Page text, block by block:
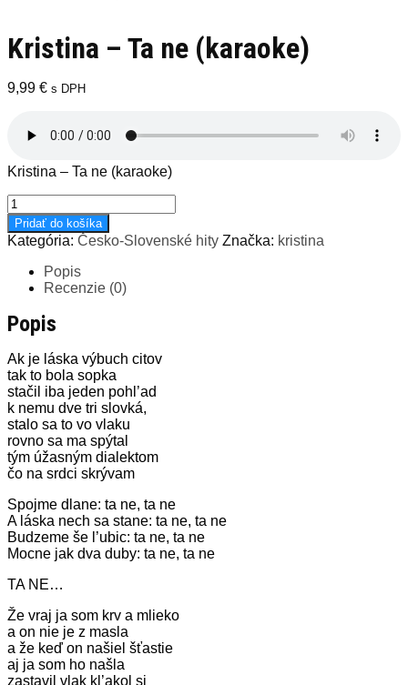
Kristina – Ta ne (karaoke)
9,99 € s DPH
Kristina – Ta ne (karaoke)
množstvo
Kristina
-
Ta
(karaoke)
Pridať do košíka
Kategória: Česko-Slovenské hity Značka: kristina
Popis
Recenzie (0)
Popis
Ak je láska výbuch citov
tak to bola sopka
stačil iba jeden pohl’ad
k nemu dve tri slovká,
stalo sa to vo vlaku
rovno sa ma spýtal
tým úžasným dialektom
čo na srdci skrývam
Spojme dlane: ta ne, ta ne
A láska nech sa stane: ta ne, ta ne
Budzeme še l’ubic: ta ne, ta ne
Mocne jak dva duby: ta ne, ta ne
TA NE…
Že vraj ja som krv a mlieko
a on nie je z masla
a že keď on našiel šťastie
aj ja som ho našla
zastavil vlak kl’akol si